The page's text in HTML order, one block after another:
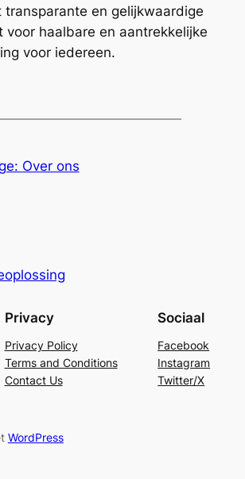
transparante en gelijkwaardige
voor haalbare en aantrekkelijke
voor iedereen.
Over ons
Privacy
Privacy Policy
Terms and Conditions
Contact Us
Sociaal
Facebook
Instagram
Twitter/X
WordPress